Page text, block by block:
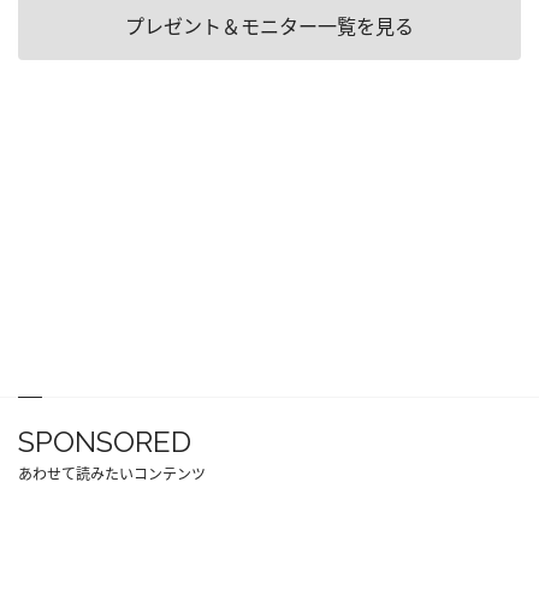
プレゼント＆モニター一覧を見る
SPONSORED
あわせて読みたいコンテンツ